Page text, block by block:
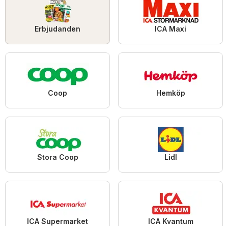
Erbjudanden ICA Maxi
Coop Hemköp
Stora Coop Lidl
ICA Supermarket ICA Kvantum